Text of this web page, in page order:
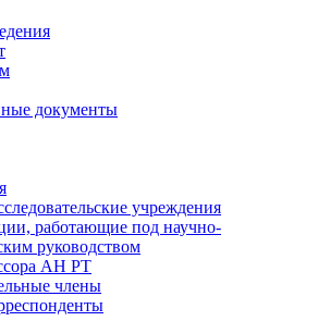
документы
учреждения
работающие под научно-
руководством
АН РТ
члены